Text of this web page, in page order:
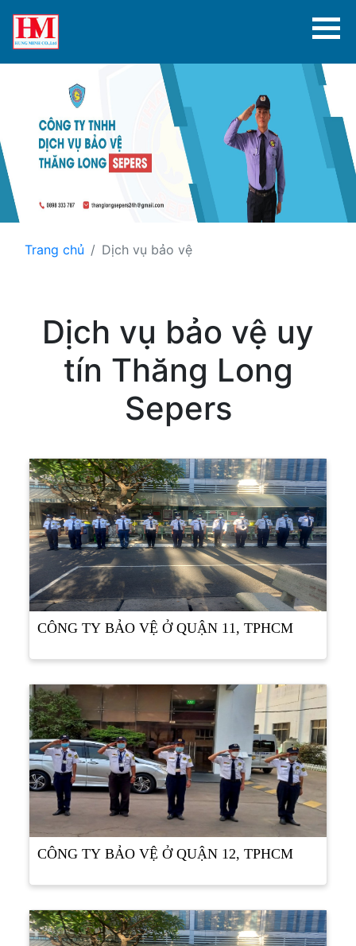
Trang chủ Dịch vụ bảo vệ
Dịch vụ bảo vệ uy
tín Thăng Long
Sepers
CÔNG TY BẢO VỆ Ở QUẬN 11, TPHCM
CÔNG TY BẢO VỆ Ở QUẬN 12, TPHCM